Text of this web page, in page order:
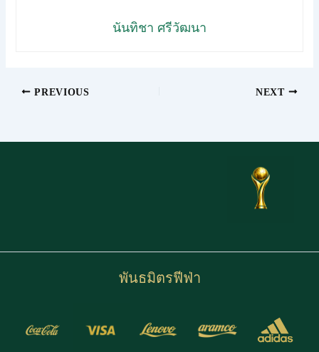
นันทิชา ศรีวัฒนา
PREVIOUS NEXT
พันธมิตรฟีฟ่า